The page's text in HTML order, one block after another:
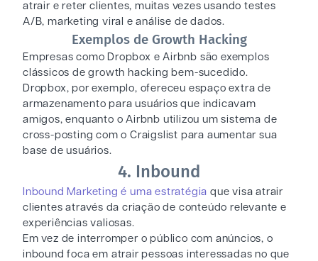
atrair e reter clientes, muitas vezes usando testes
A/B, marketing viral e análise de dados.
Exemplos de Growth Hacking
Empresas como Dropbox e Airbnb são exemplos
clássicos de growth hacking bem-sucedido.
Dropbox, por exemplo, ofereceu espaço extra de
armazenamento para usuários que indicavam
amigos, enquanto o Airbnb utilizou um sistema de
cross-posting com o Craigslist para aumentar sua
base de usuários.
4. Inbound
Inbound Marketing é uma estratégia que visa atrair
clientes através da criação de conteúdo relevante e
experiências valiosas.
Em vez de interromper o público com anúncios, o
inbound foca em atrair pessoas interessadas no que